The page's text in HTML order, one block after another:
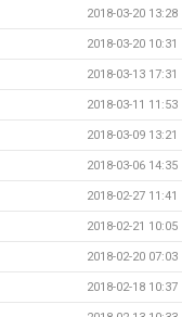
2018-03-20 13:28
2018-03-20 10:31
2018-03-13 17:31
2018-03-11 11:53
2018-03-09 13:21
2018-03-06 14:35
2018-02-27 11:41
2018-02-21 10:05
2018-02-20 07:03
2018-02-18 10:37